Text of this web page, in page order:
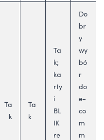
Ta
k
Ta
k
Ta
k;
ka
rty
i
BL
IK
re
Do
br
y
wy
bó
r
do
e-
co
m
m